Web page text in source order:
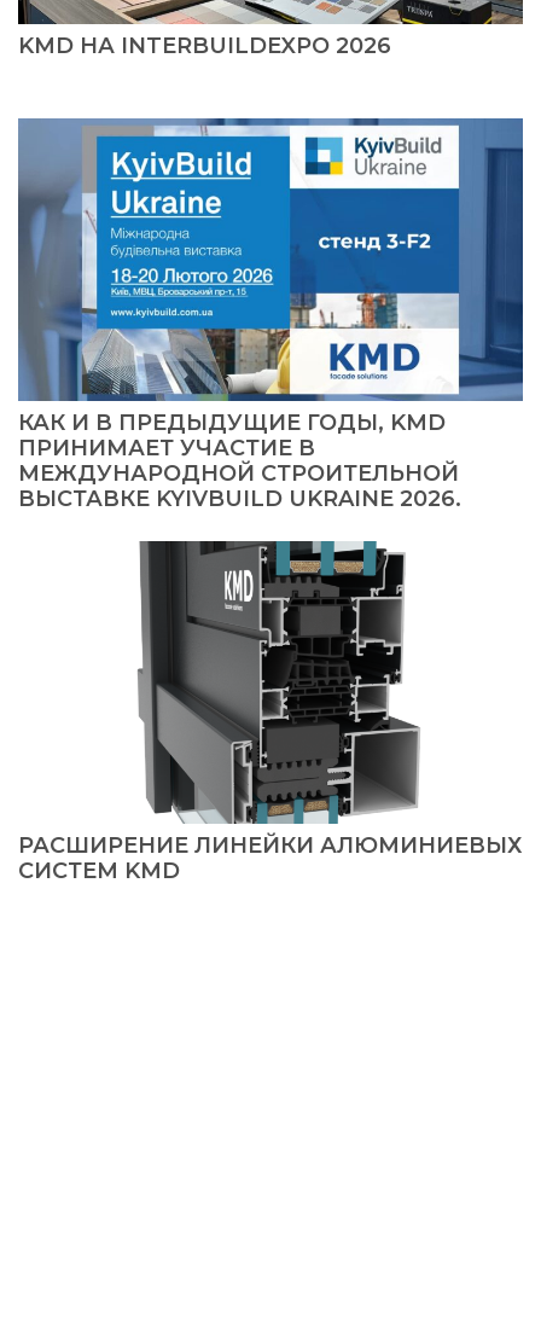
KMD НА INTERBUILDEXPO 2026
КАК И В ПРЕДЫДУЩИЕ ГОДЫ, KMD
ПРИНИМАЕТ УЧАСТИЕ В
МЕЖДУНАРОДНОЙ СТРОИТЕЛЬНОЙ
ВЫСТАВКЕ KYIVBUILD UKRAINE 2026.
РАСШИРЕНИЕ ЛИНЕЙКИ АЛЮМИНИЕВЫХ
СИСТЕМ KMD